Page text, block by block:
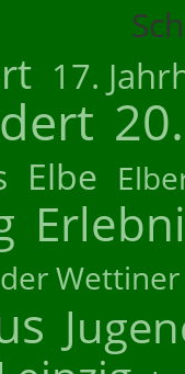
17.
Elbe
Wettiner